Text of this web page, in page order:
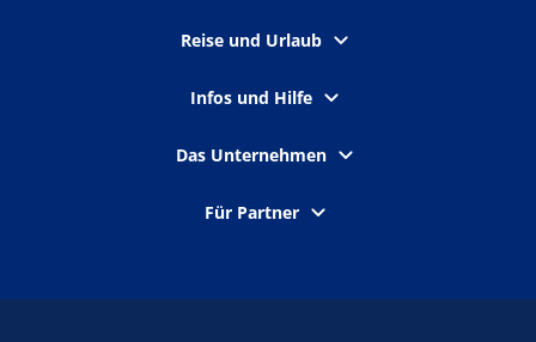
Reise und Urlaub
Infos und Hilfe
Das Unternehmen
Für Partner